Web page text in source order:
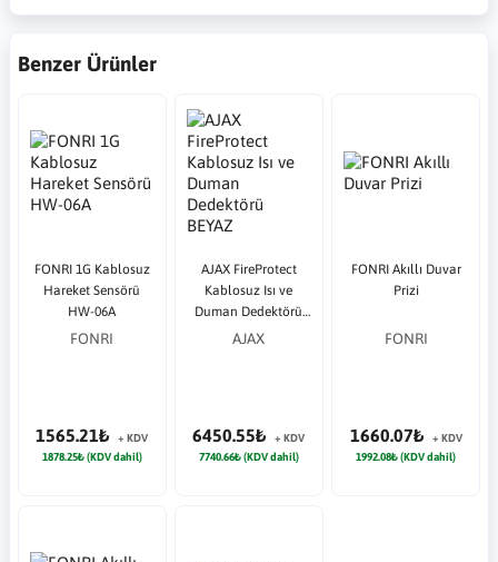
Benzer Ürünler
FONRI 1G Kablosuz
Hareket Sensörü
HW-06A
FONRI
1565.21₺
+ KDV
1878.25₺ (KDV dahil)
AJAX FireProtect
Kablosuz Isı ve
Duman Dedektörü
BEYAZ
AJAX
6450.55₺
+ KDV
7740.66₺ (KDV dahil)
FONRI Akıllı Duvar
Prizi
FONRI
1660.07₺
+ KDV
1992.08₺ (KDV dahil)